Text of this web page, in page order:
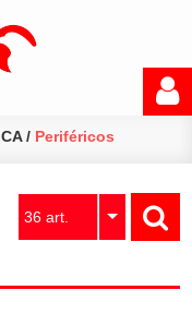
/ Periféricos
36 art.